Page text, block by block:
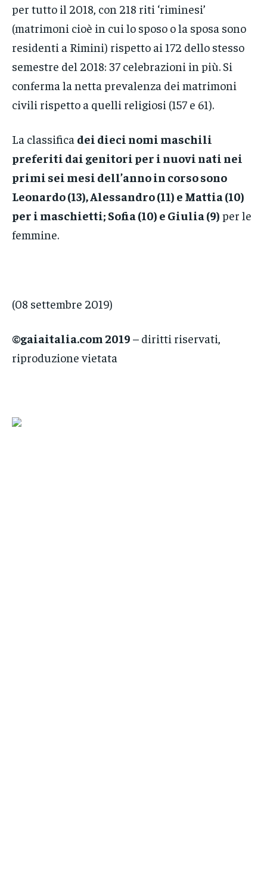
per tutto il 2018, con 218 riti ‘riminesi’
(matrimoni cioè in cui lo sposo o la sposa sono
residenti a Rimini) rispetto ai 172 dello stesso
semestre del 2018: 37 celebrazioni in più. Si
conferma la netta prevalenza dei matrimoni
civili rispetto a quelli religiosi (157 e 61).
La classifica dei dieci nomi maschili
preferiti dai genitori per i nuovi nati nei
primi sei mesi dell’anno in corso sono
Leonardo (13), Alessandro (11) e Mattia (10)
per i maschietti; Sofia (10) e Giulia (9) per le
femmine.
(08 settembre 2019)
©gaiaitalia.com 2019 – diritti riservati,
riproduzione vietata